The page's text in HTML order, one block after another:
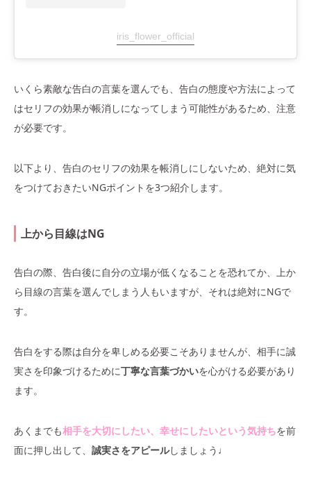
iris_flower_official
いくら素敵な告白の言葉を選んでも、告白の態度や方法によって
はセリフの効果が帳消しになってしまう可能性があるため、注意
が必要です。
以下より、告白のセリフの効果を帳消しにしないため、絶対に気
をつけておきたいNGポイントを3つ紹介します。
上から目線はNG
告白の際、告白後に自分の立場が低くなることを恐れてか、上か
ら目線の言葉を選んでしまう人もいますが、それは絶対にNGで
す。
告白をする際は自分を卑しめる必要こそありませんが、相手に誠
実さを印象づけるために丁寧な言葉づかいを心がける必要があり
ます。
あくまでも相手を大切にしたい、幸せにしたいという気持ちを前
面に押し出して、 誠実さをアピールしましょう♩